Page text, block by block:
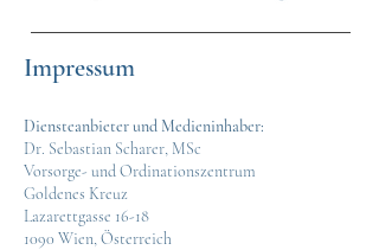
Impressum
Diensteanbieter und Medieninhaber:
Dr. Sebastian Scharer, MSc
Vorsorge- und Ordinationszentrum
Goldenes Kreuz
Lazarettgasse 16-18
1090 Wien, Österreich